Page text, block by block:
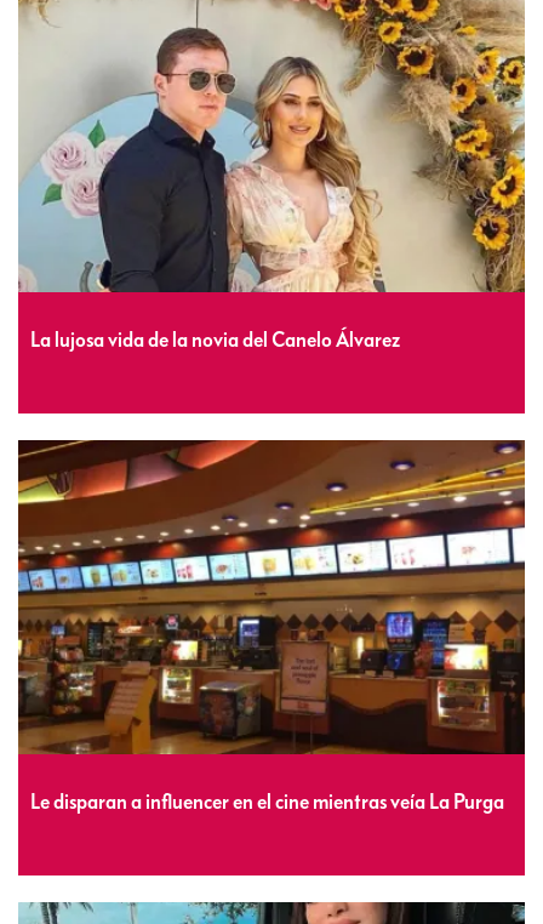
La lujosa vida de la novia del Canelo Álvarez
Le disparan a influencer en el cine mientras veía La Purga